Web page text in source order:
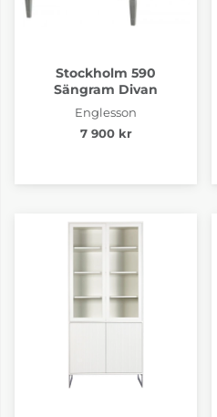
Stockholm 590
Sängram Divan
Englesson
7 900 kr